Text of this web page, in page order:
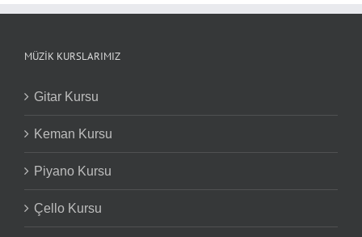
MÜZIK KURSLARIMIZ
Gitar Kursu
Keman Kursu
Piyano Kursu
Çello Kursu